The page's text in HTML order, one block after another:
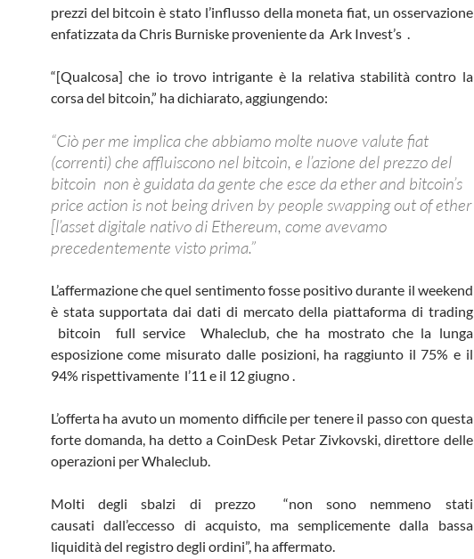
prezzi del bitcoin è stato l’influsso della moneta fiat, un osservazione
enfatizzata da Chris Burniske proveniente da Ark Invest’s .
“[Qualcosa] che io trovo intrigante è la relativa stabilità contro la
corsa del bitcoin,” ha dichiarato, aggiungendo:
“Ciò per me implica che abbiamo molte nuove valute fiat
(correnti) che affluiscono nel bitcoin, e l’azione del prezzo del
bitcoin non è guidata da gente che esce da ether and bitcoin’s
price action is not being driven by people swapping out of ether
[l’asset digitale nativo di Ethereum, come avevamo
precedentemente visto prima.”
L’affermazione che quel sentimento fosse positivo durante il weekend
è stata supportata dai dati di mercato della piattaforma di trading
bitcoin full service Whaleclub, che ha mostrato che la lunga
esposizione come misurato dalle posizioni, ha raggiunto il 75% e il
94% rispettivamente l’11 e il 12 giugno .
L’offerta ha avuto un momento difficile per tenere il passo con questa
forte domanda, ha detto a CoinDesk Petar Zivkovski, direttore delle
operazioni per Whaleclub.
Molti degli sbalzi di prezzo “non sono nemmeno stati
causati dall’eccesso di acquisto, ma semplicemente dalla bassa
liquidità del registro degli ordini”, ha affermato.